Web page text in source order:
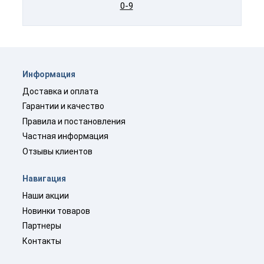
0-9
Информация
Доставка и оплата
Гарантии и качество
Правила и постановления
Частная информация
Отзывы клиентов
Навигация
Наши акции
Новинки товаров
Партнеры
Контакты